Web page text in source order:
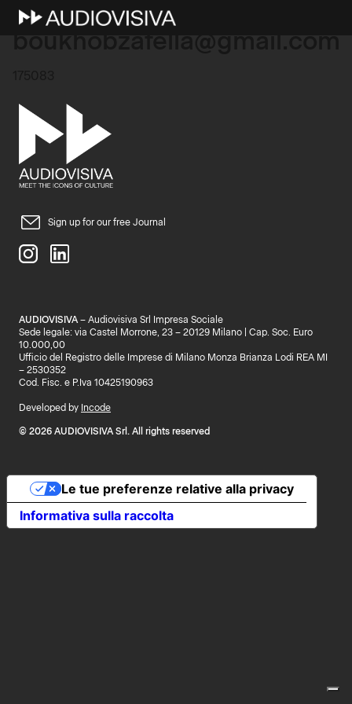
16 Marzo 2025
Sign up for our free Journal
AUDIOVISIVA – Audiovisiva Srl Impresa Sociale
Sede legale: via Castel Morrone, 23 – 20129 Milano | Cap. Soc. Euro
10.000,00
Ufficio del Registro delle Imprese di Milano Monza Brianza Lodi REA MI
– 2530352
Cod. Fisc. e P.Iva 10425190963
Developed by Incode
© 2026 AUDIOVISIVA Srl. All rights reserved
Informativa sulla raccolta
Le tue preferenze relative alla privacy